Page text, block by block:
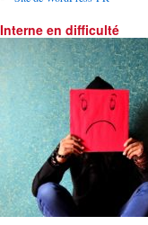
Interne en difficulté